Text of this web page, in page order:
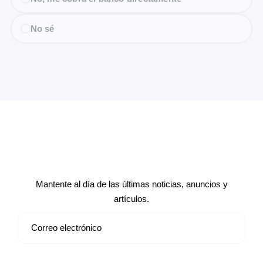
No sé
Mantente al día de las últimas noticias, anuncios y
artículos.